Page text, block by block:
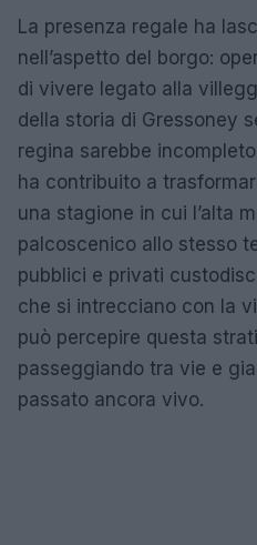
La presenza regale ha
nell’aspetto del borgo:
di vivere legato alla
della storia di Gressoney
regina sarebbe
ha contribuito a
una stagione in cui l’alta
palcoscenico allo stesso
pubblici e privati
che si intrecciano con la
può percepire questa
passeggiando tra vie e
passato ancora vivo.